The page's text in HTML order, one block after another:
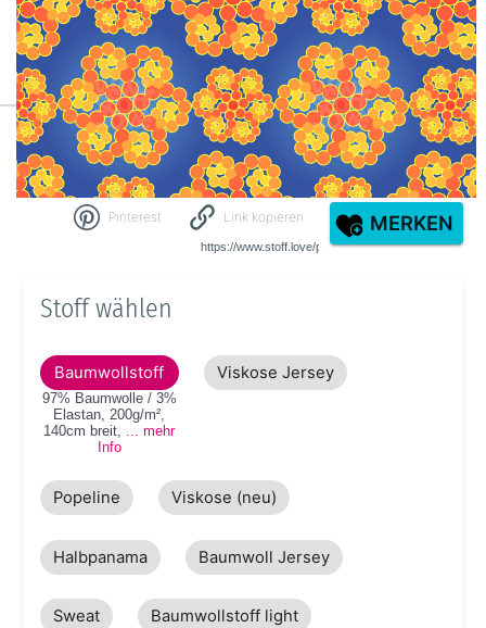
Pinterest Link kopieren MERKEN
Stoff wählen
Baumwollstoff
97% Baumwolle / 3%
Elastan 200g/m²
140cm breit
... mehr
Info
Viskose Jersey
Popeline Viskose (neu)
Halbpanama Baumwoll Jersey
Sweat Baumwollstoff light